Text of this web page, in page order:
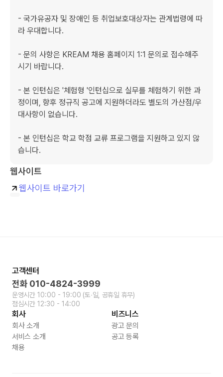
- 국가유공자 및 장애인 등 취업보호대상자는 관계법령에 따
라 우대합니다.
- 문의 사항은 KREAM 채용 홈페이지 1:1 문의로 접수해주
시기 바랍니다.
- 본 인턴십은 '체험형 '인턴십으로 실무를 체험하기 위한 과
정이며, 향후 정규직 공고에 지원하더라도 별도의 가산점/우
대사항이 없습니다.
- 본 인턴십은 학교 학점 교류 프로그램을 지원하고 있지 않
습니다.
웹사이트
웹사이트 바로가기
고객센터
전화 010-4824-3999
운영시간 10:00 - 19:00 (토∙일, 공휴일 휴무)
점심시간 12:30 - 14:00
회사
회사 소개
서비스 소개
채용
비즈니스
광고 문의
공고 등록